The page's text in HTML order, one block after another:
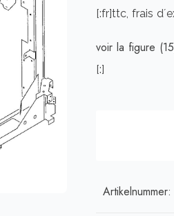
[:fr]ttc, frais
voir la figure
[:]
Artikelnummer: